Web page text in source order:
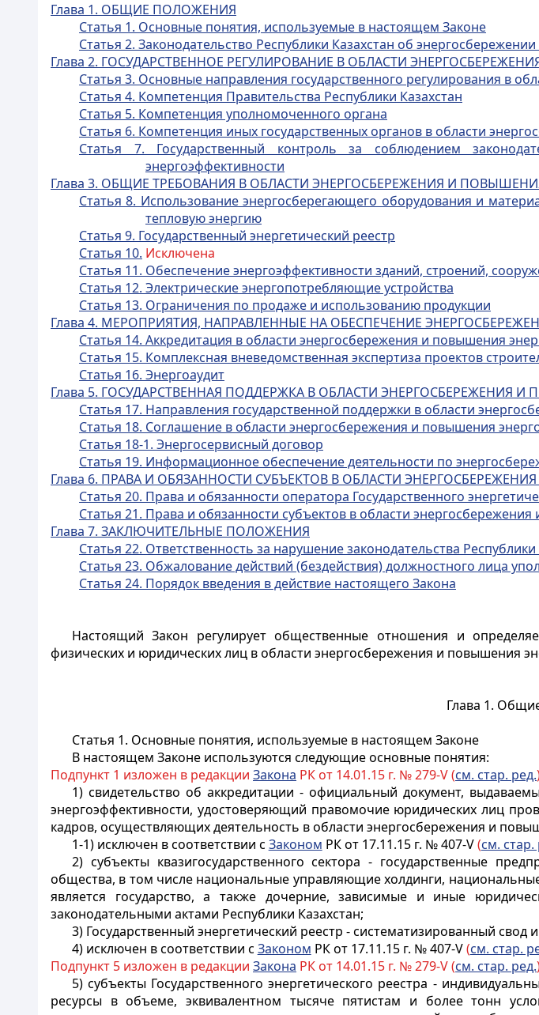
Глава 1. ОБЩИЕ ПОЛОЖЕНИЯ
Статья 1. Основные понятия, используемые в настоящем Законе
Статья 2. Законодательство Республики Казахстан об
Глава 2. ГОСУДАРСТВЕННОЕ РЕГУЛИРОВАНИЕ В ОБЛАСТИ
Статья 3. Основные направления государственного регулирования в
Статья 4. Компетенция Правительства Республики Казахстан
Статья 5. Компетенция уполномоченного органа
Статья 6. Компетенция иных государственных органов в области
Статья 7. Государственный контроль за соблюдением
энергоэффективности
Глава 3. ОБЩИЕ ТРЕБОВАНИЯ В ОБЛАСТИ ЭНЕРГОСБЕРЕЖЕНИЯ И
Статья 8. Использование энергосберегающего оборудования и
тепловую энергию
Статья 9. Государственный энергетический реестр
Статья 10. Исключена
Статья 11. Обеспечение энергоэффективности зданий, строений,
Статья 12. Электрические энергопотребляющие устройства
Статья 13. Ограничения по продаже и использованию продукции
Глава 4. МЕРОПРИЯТИЯ, НАПРАВЛЕННЫЕ НА ОБЕСПЕЧЕНИЕ
Статья 14. Аккредитация в области энергосбережения и повышения
Статья 15. Комплексная вневедомственная экспертиза проектов
Статья 16. Энергоаудит
Глава 5. ГОСУДАРСТВЕННАЯ ПОДДЕРЖКА В ОБЛАСТИ ЭНЕРГОСБЕРЕЖЕНИЯ
Статья 17. Направления государственной поддержки в области
Статья 18. Соглашение в области энергосбережения и повышения
Статья 18-1. Энергосервисный договор
Статья 19. Информационное обеспечение деятельности по
Глава 6. ПРАВА И ОБЯЗАННОСТИ СУБЪЕКТОВ В ОБЛАСТИ
Статья 20. Права и обязанности оператора Государственного
Статья 21. Права и обязанности субъектов в области
Глава 7. ЗАКЛЮЧИТЕЛЬНЫЕ ПОЛОЖЕНИЯ
Статья 22. Ответственность за нарушение законодательства
Статья 23. Обжалование действий (бездействия) должностного лица
Статья 24. Порядок введения в действие настоящего Закона
Настоящий Закон регулирует общественные отношения и
физических и юридических лиц в области энергосбережения и повышения
Глава 1.
Статья 1. Основные понятия, используемые в настоящем Законе
В настоящем Законе используются следующие основные понятия:
Подпункт 1 изложен в редакции Закона РК от 14.01.15 г. № 279-V (см. стар. ред.
1) свидетельство об аккредитации - официальный документ,
энергоэффективности, удостоверяющий правомочие юридических лиц
кадров, осуществляющих деятельность в области энергосбережения и
1-1) исключен в соответствии с Законом РК от 17.11.15 г. № 407-V(см. стар.
2) субъекты квазигосударственного сектора - государственные
общества, в том числе национальные управляющие холдинги,
является государство, а также дочерние, зависимые и иные
законодательными актами Республики Казахстан;
3) Государственный энергетический реестр - систематизированный
4) исключен в соответствии с Законом РК от 17.11.15 г. № 407-V(см. стар.
Подпункт 5 изложен в редакции Закона РК от 14.01.15 г. № 279-V (см. стар. ред.
5) субъекты Государственного энергетического реестра -
ресурсы в объеме, эквивалентном тысяче пятистам и более тонн